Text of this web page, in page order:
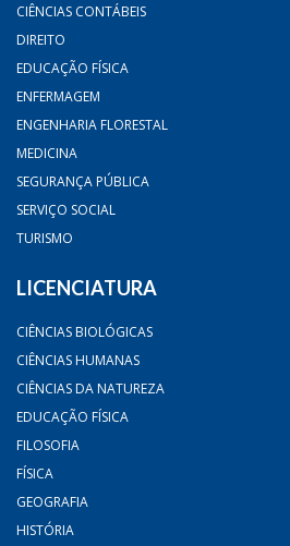
CIÊNCIAS CONTÁBEIS
DIREITO
EDUCAÇÃO FÍSICA
ENFERMAGEM
ENGENHARIA FLORESTAL
MEDICINA
SEGURANÇA PÚBLICA
SERVIÇO SOCIAL
TURISMO
LICENCIATURA
CIÊNCIAS BIOLÓGICAS
CIÊNCIAS HUMANAS
CIÊNCIAS DA NATUREZA
EDUCAÇÃO FÍSICA
FILOSOFIA
FÍSICA
GEOGRAFIA
HISTÓRIA